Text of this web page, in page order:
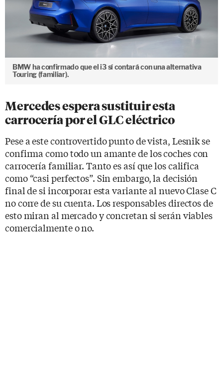
BMW ha confirmado que el i3 sí contará con una alternativa
Touring (familiar).
Mercedes espera sustituir esta
carrocería por el GLC eléctrico
Pese a este controvertido punto de vista, Lesnik se
confirma como todo un amante de los coches con
carrocería familiar. Tanto es así que los califica
como “casi perfectos”. Sin embargo, la decisión
final de si incorporar esta variante al nuevo Clase C
no corre de su cuenta. Los responsables directos de
esto miran al mercado y concretan si serán viables
comercialmente o no.